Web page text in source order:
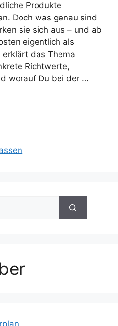
Produkte
Doch was genau sind
sie sich aus – und ab
eigentlich als
erklärt das Thema
Richtwerte,
worauf Du bei der …